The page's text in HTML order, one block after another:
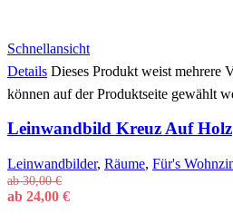
Schnellansicht
Details Dieses Produkt weist mehrere
können auf der Produktseite gewählt
Leinwandbild Kreuz Auf Holz
Leinwandbilder, Räume, Für's
ab30,00€
ab 24,00 €